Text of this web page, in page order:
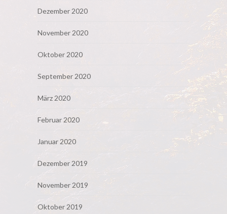
Dezember 2020
November 2020
Oktober 2020
September 2020
März 2020
Februar 2020
Januar 2020
Dezember 2019
November 2019
Oktober 2019